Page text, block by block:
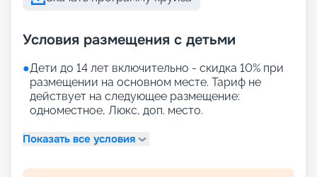
Условия размещения с детьми
●Дети до 14 лет включительно - скидка 10% при
размещении на основном месте. Тариф не
действует на следующее размещение:
одноместное, Люкс, доп. место.
Показать все условия